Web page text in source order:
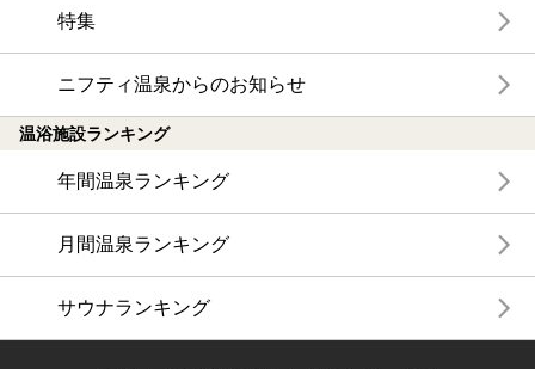
特集
ニフティ温泉からのお知らせ
温浴施設ランキング
年間温泉ランキング
月間温泉ランキング
サウナランキング